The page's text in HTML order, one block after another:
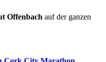
Offenbach auf der ganzen